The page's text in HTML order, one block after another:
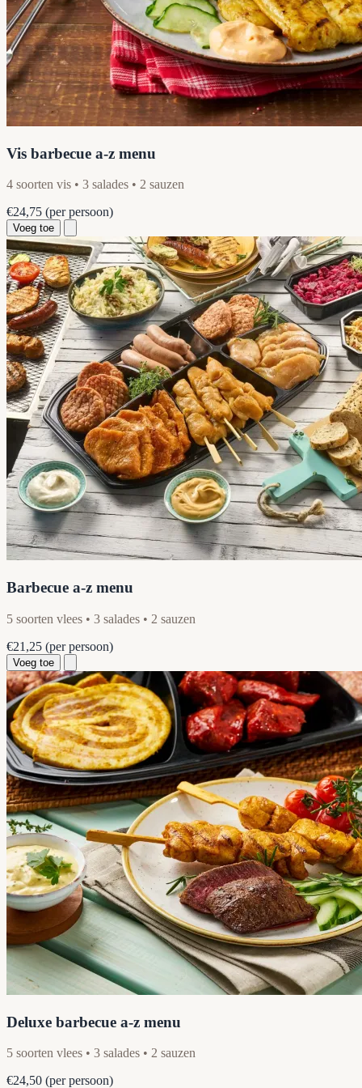
Vis barbecue a-z menu
4 soorten vis • 3 salades • 2 sauzen
€24,75 (per persoon)
Voeg toe
Barbecue a-z menu
5 soorten vlees • 3 salades • 2 sauzen
€21,25 (per persoon)
Voeg toe
Deluxe barbecue a-z menu
5 soorten vlees • 3 salades • 2 sauzen
€24,50 (per persoon)